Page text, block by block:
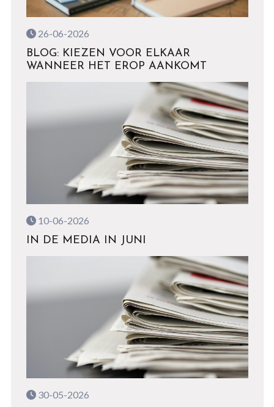
26-06-2026
BLOG: KIEZEN VOOR ELKAAR
WANNEER HET EROP AANKOMT
10-06-2026
IN DE MEDIA IN JUNI
30-05-2026